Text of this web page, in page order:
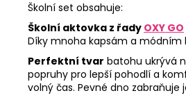
Školní set obsahuje:
Školní aktovka z řady OXY GO
Díky mnoha kapsám a
Perfektní tvar batohu ukrývá
popruhy pro lepší pohodlí a
volný čas. Pevné dno